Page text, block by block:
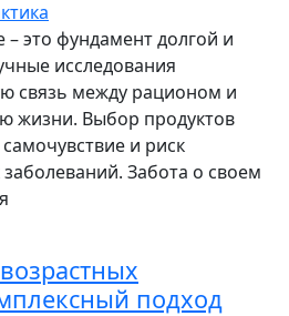
это фундамент долгой и
исследования
связь между рационом и
жизни. Выбор продуктов
и риск
Забота о своем
подход